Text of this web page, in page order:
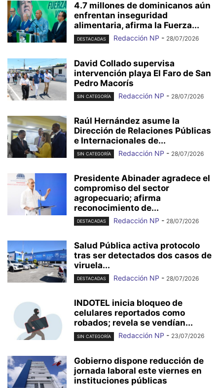
4.7 millones de dominicanos aún
enfrentan inseguridad
alimentaria, afirma la Fuerza...
DESTACADAS Redacción NP - 28/07/2026
David Collado supervisa
intervención playa El Faro de San
Pedro Macorís
SIN CATEGORÍA Redacción NP - 28/07/2026
Raúl Hernández asume la
Dirección de Relaciones Públicas
e Internacionales de...
SIN CATEGORÍA Redacción NP - 28/07/2026
Presidente Abinader agradece el
compromiso del sector
agropecuario; afirma
reconocimiento de...
DESTACADAS Redacción NP - 28/07/2026
Salud Pública activa protocolo
tras ser detectados dos casos de
viruela...
DESTACADAS Redacción NP - 28/07/2026
INDOTEL inicia bloqueo de
celulares reportados como
robados; revela se vendían...
SIN CATEGORÍA Redacción NP - 23/07/2026
Gobierno dispone reducción de
jornada laboral este viernes en
instituciones públicas